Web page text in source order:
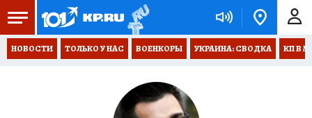
НОВОСТИ ТОЛЬКО У НАС ВОЕНКОРЫ УКРАИНА: СВОДКА КП В